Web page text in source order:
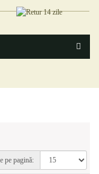
pe pagină: